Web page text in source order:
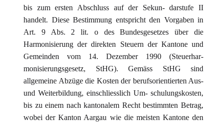
bis zum ersten Abschluss auf der Sekun- darstufe II
handelt. Diese Bestimmung entspricht den Vorgaben in
Art. 9 Abs. 2 lit. o des Bundesgesetzes über die
Harmonisierung der direkten Steuern der Kantone und
Gemeinden vom 14. Dezember 1990 (Steuerhar-
monisierungsgesetz, StHG). Gemäss StHG sind
allgemeine Abzüge die Kosten der berufsorientierten Aus-
und Weiterbildung, einschliesslich Um- schulungskosten,
bis zu einem nach kantonalem Recht bestimmten Betrag,
wobei der Kanton Aargau wie die meisten Kantone den